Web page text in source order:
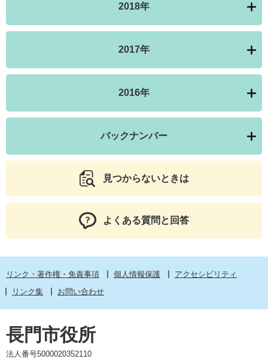
2018年
2017年
2016年
バックナンバー
見つからないときは
よくある質問と回答
リンク・著作権・免責事項 個人情報保護
アクセシビリティ
リンク集
お問い合わせ
長門市役所
法人番号5000020352110